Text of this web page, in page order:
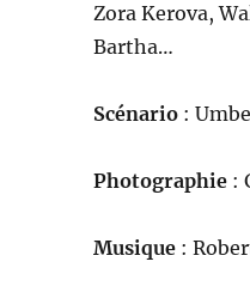
Zora Kerova,
Bartha…
Scénario :
Photographie :
Musique :